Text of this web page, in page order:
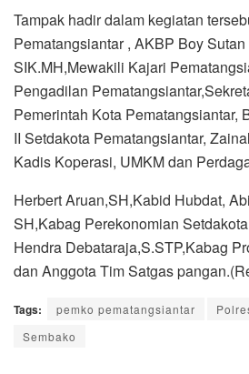
Tampak hadir dalam kegiatan
Pematangsiantar , AKBP Boy
SIK.MH,Mewakili Kajari
Pengadilan
Pemerintah Kota Pematangsiantar,
II Setdakota Pematangsiantar,
Kadis Koperasi, UMKM dan
Herbert Aruan,SH,Kabid Hubdat,
SH,Kabag Perekonomian
Hendra Debataraja,S.STP,Kabag
dan Anggota Tim Satgas
Tags: pemko pematangsiantar
Sembako